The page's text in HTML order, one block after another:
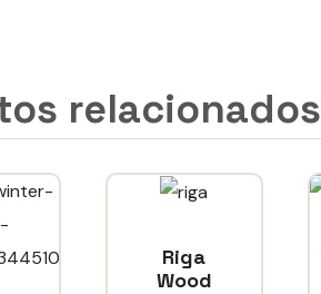
relacionados
Riga
Wood